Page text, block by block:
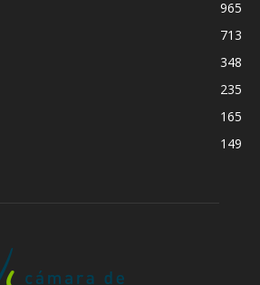
965
713
348
235
165
149